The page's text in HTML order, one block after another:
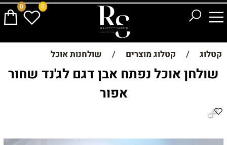
0 0
קטלוג / קטלוג מוצרים / שולחנות אוכל
שולחן אוכל נפתח אבן דגם לג'נד שחור
אפור